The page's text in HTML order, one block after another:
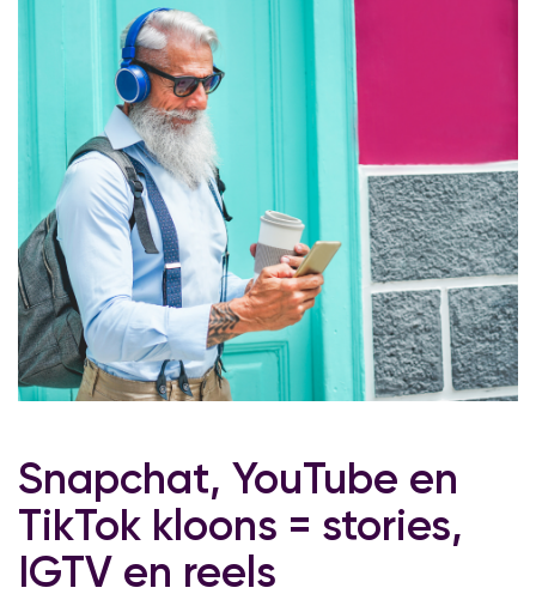
Snapchat, YouTube en
TikTok kloons = stories,
IGTV en reels